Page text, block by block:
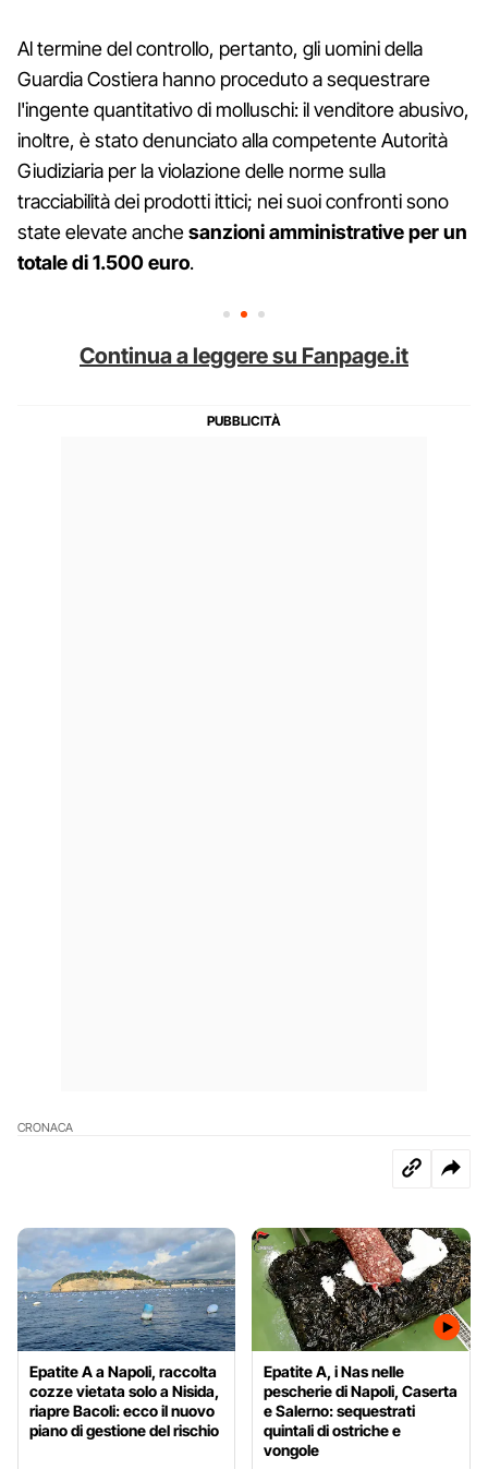
Al termine del controllo, pertanto, gli uomini della
Guardia Costiera hanno proceduto a sequestrare
l'ingente quantitativo di molluschi: il venditore abusivo,
inoltre, è stato denunciato alla competente Autorità
Giudiziaria per la violazione delle norme sulla
tracciabilità dei prodotti ittici; nei suoi confronti sono
state elevate anchesanzioni amministrative per un
totale di 1.500 euro.
Continua a leggere su Fanpage.it
CRONACA
Epatite A a Napoli, raccolta
cozze vietata solo a Nisida,
riapre Bacoli: ecco il nuovo
piano di gestione del rischio
Epatite A, i Nas nelle
pescherie di Napoli, Caserta
e Salerno: sequestrati
quintali di ostriche e
vongole